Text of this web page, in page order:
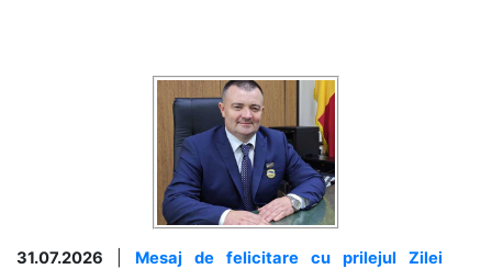
31.07.2026
Mesaj de felicitare cu prilejul Zilei